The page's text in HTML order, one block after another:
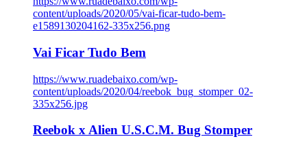
content/uploads/2020/05/vai-ficar-tudo-bem-
e1589130204162-335x256.png
Vai Ficar Tudo Bem
https://www.ruadebaixo.com/wp-
content/uploads/2020/04/reebok_bug_stomper_02-
335x256.jpg
Reebok x Alien U.S.C.M. Bug Stomper